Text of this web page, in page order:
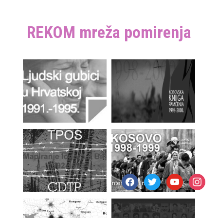
REKOM mreža pomirenja
facebooktwitteryoutube